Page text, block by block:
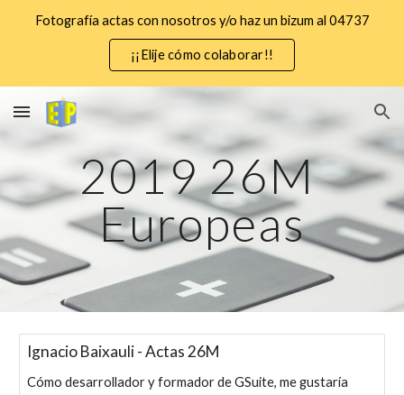
Skip to main content
Fotografía actas con nosotros y/o haz un bizum al 04737
¡¡Elije cómo colaborar!!
2019 26M
Europeas
Ignacio Baixauli - Actas 26M
Cómo desarrollador y formador de GSuite, me gustaría